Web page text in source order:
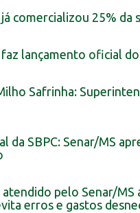
comercializou 25% da
faz lançamento oficial
Safrinha:
da SBPC: Senar/MS
pelo Senar/MS
erros e gastos